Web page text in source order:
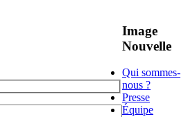
Image
Nouvelle
Qui sommes-
nous ?
Presse
Équipe